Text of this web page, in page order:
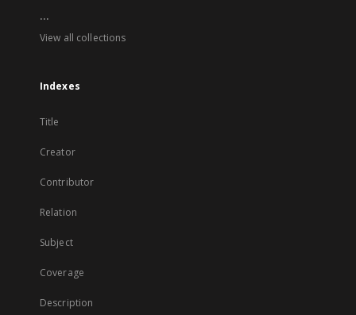
...
View all collections
Indexes
Title
Creator
Contributor
Relation
Subject
Coverage
Description